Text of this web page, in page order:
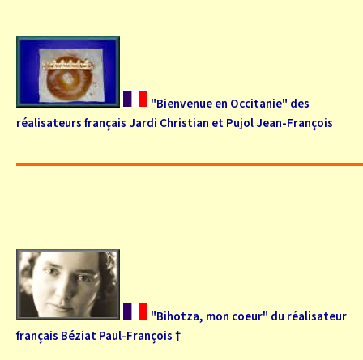
"Bienvenue en Occitanie" des
réalisateurs français Jardi Christian et Pujol Jean-François
"Bihotza, mon coeur" du réalisateur
français Béziat Paul-François †